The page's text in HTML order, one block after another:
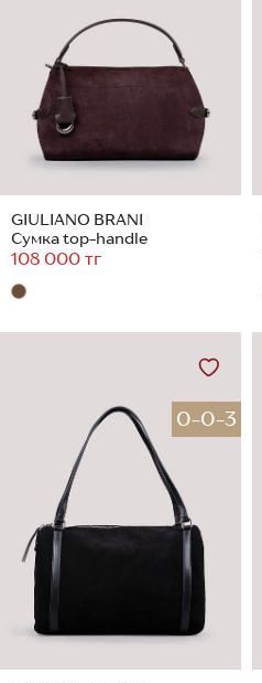
GIULIANO BRANI
Сумка top-handle
108 000 тг
0-0-3